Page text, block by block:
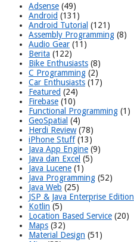
Adsense (49)
Android (131)
Android Tutorial (121)
Assembly Programming (8)
Audio Gear (11)
Berita (122)
Bike Enthusiasts (8)
C Programming (2)
Car Enthusiasts (17)
Featured (24)
Firebase (10)
Functional Programming (1)
GeoSpatial (4)
Herdi Review(78)
iPhone Stuff(13)
Java App Engine (9)
Java dan Excel (5)
Java Lucene (1)
Java Programming (52)
Java Web (25)
JSP & Java Enterprise Edition
Kotlin (5)
Location Based Service (20)
Maps (32)
Material Design (51)